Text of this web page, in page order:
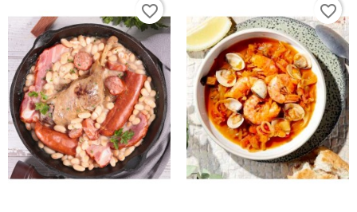
favorite_border favorite_border